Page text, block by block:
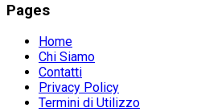
Pages
Home
Chi Siamo
Contatti
Privacy Policy
Termini di Utilizzo